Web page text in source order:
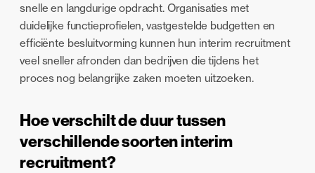
snelle en langdurige opdracht. Organisaties met
duidelijke functieprofielen, vastgestelde budgetten en
efficiënte besluitvorming kunnen hun interim recruitment
veel sneller afronden dan bedrijven die tijdens het
proces nog belangrijke zaken moeten uitzoeken.
Hoe verschilt de duur tussen
verschillende soorten interim
recruitment?